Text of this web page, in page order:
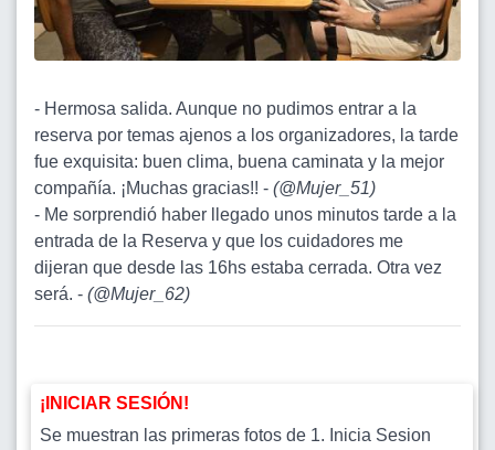
- Hermosa salida. Aunque no pudimos entrar a la
reserva por temas ajenos a los organizadores, la tarde
fue exquisita: buen clima, buena caminata y la mejor
compañía. ¡Muchas gracias!! - (@Mujer_51)
- Me sorprendió haber llegado unos minutos tarde a la
entrada de la Reserva y que los cuidadores me
dijeran que desde las 16hs estaba cerrada. Otra vez
será. - (@Mujer_62)
¡INICIAR SESIÓN!
Se muestran las primeras fotos de 1. Inicia Sesion